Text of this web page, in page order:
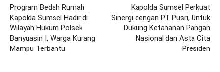
Program Bedah Rumah
Kapolda Sumsel Hadir di
Wilayah Hukum Polsek
Banyuasin I, Warga Kurang
Mampu Terbantu
Kapolda Sumsel Perkuat
Sinergi dengan PT Pusri, Untuk
Dukung Ketahanan Pangan
Nasional dan Asta Cita
Presiden